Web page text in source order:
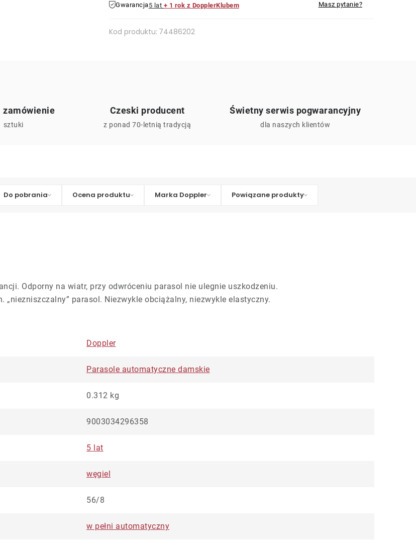
Gwarancja5 lat + 1 rok z DopplerKlubem Masz pytanie?
Kod produktu: 74486202
zamówienie
sztuki
Czeski producent
z ponad 70-letnią tradycją
Świetny serwis pogwarancyjny
dla naszych klientów
Do pobrania Ocena produktu Marka Doppler Powiązane produkty
Odporny na wiatr, przy odwróceniu parasol nie ulegnie uszkodzeniu.
parasol. Niezwykle obciążalny, niezwykle elastyczny.
Doppler
Parasole automatyczne damskie
0.312 kg
9003034296358
5 lat
węgiel
56/8
w pełni automatyczny